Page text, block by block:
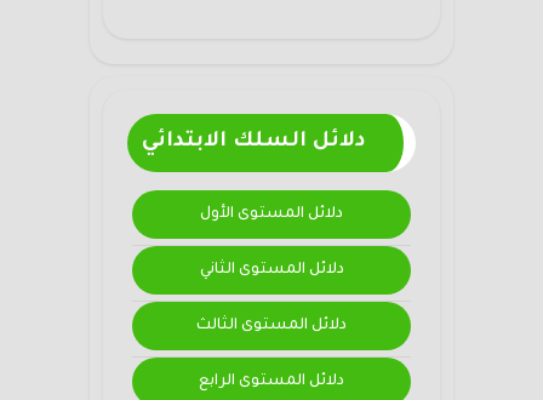
دلائل السلك الابتدائي
دلائل المستوى الأول
دلائل المستوى الثاني
دلائل المستوى الثالث
دلائل المستوى الرابع